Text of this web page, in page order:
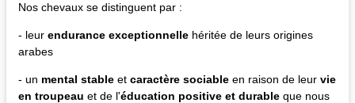
Nos chevaux se distinguent par :
- leur endurance exceptionnelle héritée de leurs origines
arabes
- un mental stable et caractère sociable en raison de leur vie
en troupeau et de l'éducation positive et durable que nous